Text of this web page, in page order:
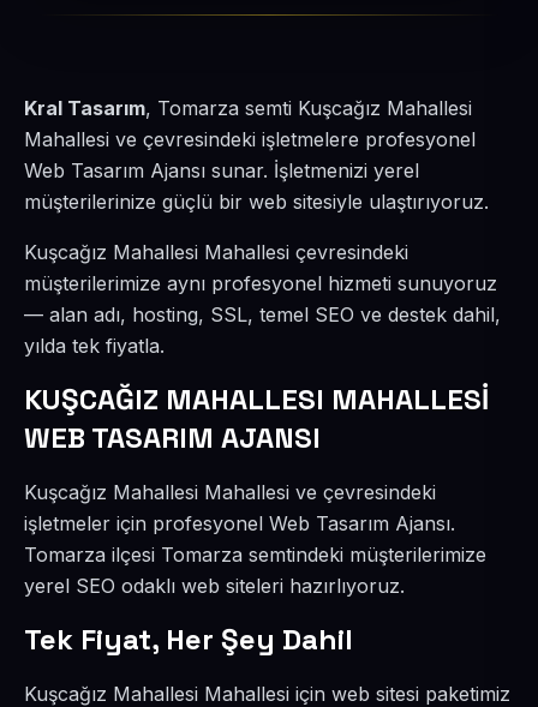
Kral Tasarım, Tomarza semti Kuşcağız Mahallesi
Mahallesi ve çevresindeki işletmelere profesyonel
Web Tasarım Ajansı sunar. İşletmenizi yerel
müşterilerinize güçlü bir web sitesiyle ulaştırıyoruz.
Kuşcağız Mahallesi Mahallesi çevresindeki
müşterilerimize aynı profesyonel hizmeti sunuyoruz
— alan adı, hosting, SSL, temel SEO ve destek dahil,
yılda tek fiyatla.
KUŞCAĞIZ MAHALLESI MAHALLESİ
WEB TASARIM AJANSI
Kuşcağız Mahallesi Mahallesi ve çevresindeki
işletmeler için profesyonel Web Tasarım Ajansı.
Tomarza ilçesi Tomarza semtindeki müşterilerimize
yerel SEO odaklı web siteleri hazırlıyoruz.
Tek Fiyat, Her Şey Dahil
Kuşcağız Mahallesi Mahallesi için web sitesi paketimiz